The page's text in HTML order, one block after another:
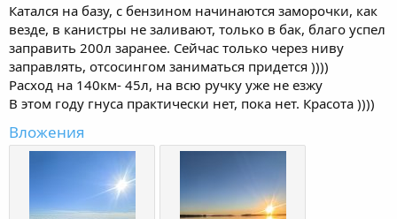
Катался на базу, с бензином начинаются заморочки, как
везде, в канистры не заливают, только в бак, благо успел
заправить 200л заранее. Сейчас только через ниву
заправлять, отсосингом заниматься придется ))))
Расход на 140км- 45л, на всю ручку уже не езжу
В этом году гнуса практически нет, пока нет. Красота ))))
Вложения